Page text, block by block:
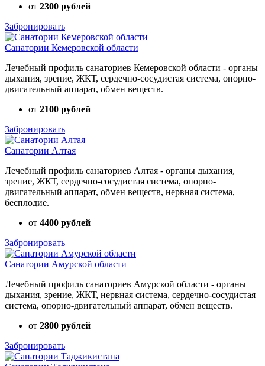
от 2300 рублей
Забронировать
Санатории Кемеровской области
Лечебный профиль санаториев Кемеровской области - органы
дыхания, зрение, ЖКТ, сердечно-сосудистая система, опорно-
двигательный аппарат, обмен веществ.
от 2100 рублей
Забронировать
Санатории Алтая
Лечебный профиль санаториев Алтая - органы дыхания,
зрение, ЖКТ, сердечно-сосудистая система, опорно-
двигательный аппарат, обмен веществ, нервная система,
бесплодие.
от 4400 рублей
Забронировать
Санатории Амурской области
Лечебный профиль санаториев Амурской области - органы
дыхания, зрение, ЖКТ, нервная система, сердечно-сосудистая
система, опорно-двигательный аппарат, обмен веществ.
от 2800 рублей
Забронировать